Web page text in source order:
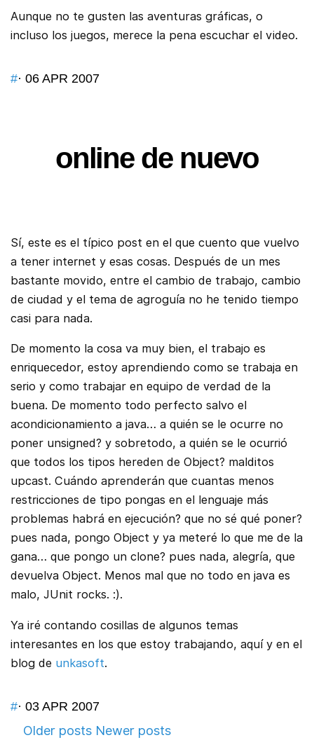
Aunque no te gusten las aventuras gráficas, o
incluso los juegos, merece la pena escuchar el video.
#· 06 APR 2007
online de nuevo
Sí, este es el típico post en el que cuento que vuelvo
a tener internet y esas cosas. Después de un mes
bastante movido, entre el cambio de trabajo, cambio
de ciudad y el tema de agroguía no he tenido tiempo
casi para nada.
De momento la cosa va muy bien, el trabajo es
enriquecedor, estoy aprendiendo como se trabaja en
serio y como trabajar en equipo de verdad de la
buena. De momento todo perfecto salvo el
acondicionamiento a java… a quién se le ocurre no
poner unsigned? y sobretodo, a quién se le ocurrió
que todos los tipos hereden de Object? malditos
upcast. Cuándo aprenderán que cuantas menos
restricciones de tipo pongas en el lenguaje más
problemas habrá en ejecución? que no sé qué poner?
pues nada, pongo Object y ya meteré lo que me de la
gana… que pongo un clone? pues nada, alegría, que
devuelva Object. Menos mal que no todo en java es
malo, JUnit rocks. :).
Ya iré contando cosillas de algunos temas
interesantes en los que estoy trabajando, aquí y en el
blog de unkasoft.
#· 03 APR 2007
Older posts Newer posts